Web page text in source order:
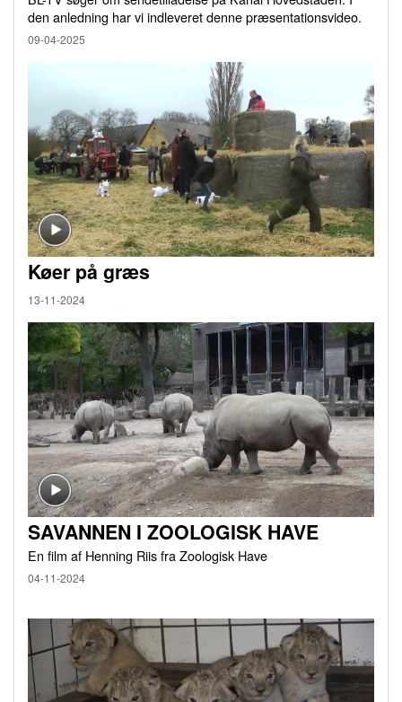
den anledning har vi indleveret denne præsentationsvideo.
09-04-2025
Køer på græs
13-11-2024
SAVANNEN I ZOOLOGISK HAVE
En film af Henning Riis fra Zoologisk Have
04-11-2024